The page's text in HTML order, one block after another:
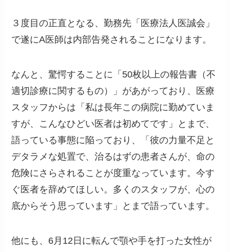
３度目の正直となる、勤務先「医療法人医誠会」
で遂にA医師は内部告発されることになります。
なんと、驚愕することに「50枚以上の報告書（不
適切診療に関するもの）」があがっており、医療
スタッフからは「私は長年この病院に勤めていま
すが、こんなひどい医者は初めてです」とまで、
語っている事態に陥っており、「彼の力量不足と
デタラメな処置で、治るはずの患者さんが、命の
危険にさらされることが度重なっています。今す
ぐ医者を辞めてほしい。多くのスタッフが、心の
底からそう思っています」とまで語っています。
他にも、6月12日に転んで顎や手を打った女性が